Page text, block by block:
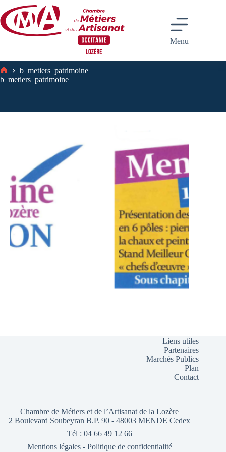
au
contenu
Menu
Accueil
b_metiers_patrimoine
b_metiers_patrimoine
Liens utiles
Partenaires
Marchés Publics
Plan
Contact
Chambre de Métiers et de l’Artisanat de la Lozère
2 Boulevard Soubeyran B.P. 90 - 48003 MENDE Cedex
Tél : 04 66 49 12 66
Mentions légales- Politique de confidentialité